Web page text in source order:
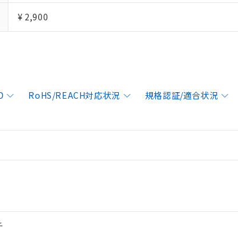
¥ 2,900
RoHS/REACH対応状況 規格認証/適合状況